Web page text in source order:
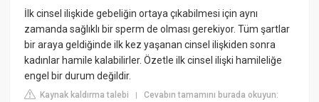
İlk cinsel ilişkide gebeliğin ortaya çıkabilmesi için aynı
zamanda sağlıklı bir sperm de olması gerekiyor. Tüm şartlar
bir araya geldiğinde ilk kez yaşanan cinsel ilişkiden sonra
kadınlar hamile kalabilirler. Özetle ilk cinsel ilişki hamileliğe
engel bir durum değildir.
Kaynak kaldırma talebi |Cevabın tamamını burada okuyun: